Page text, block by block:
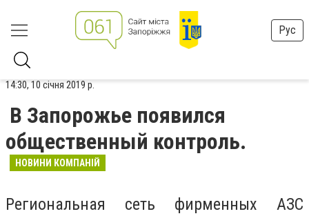
Рус
14:30, 10 січня 2019 р.
В Запорожье появился
общественный контроль.
НОВИНИ КОМПАНІЙ
Региональная сеть фирменных АЗС